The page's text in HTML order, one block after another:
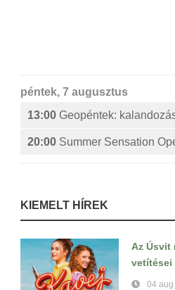
péntek, 7 augusztus
13:00 Geopéntek:
20:00 Summer Sensation
KIEMELT HÍREK
Az Úsvit
vetítései
04 aug